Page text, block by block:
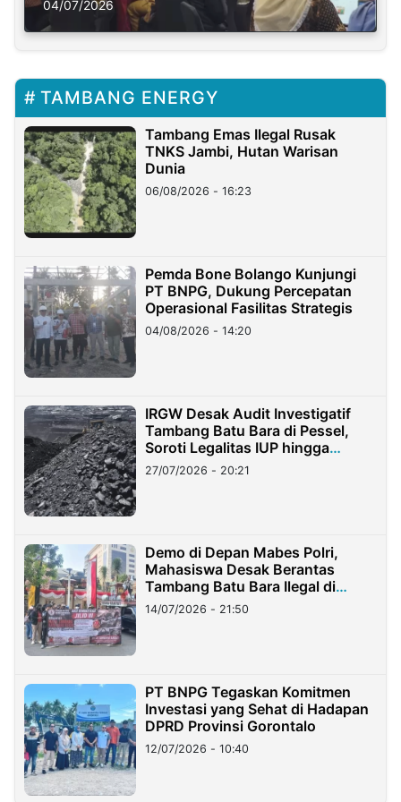
Solusi Krisis Iklim
04/07/2026
TAMBANG ENERGY
Tambang Emas Ilegal Rusak
TNKS Jambi, Hutan Warisan
Dunia
06/08/2026 - 16:23
Pemda Bone Bolango Kunjungi
PT BNPG, Dukung Percepatan
Operasional Fasilitas Strategis
04/08/2026 - 14:20
IRGW Desak Audit Investigatif
Tambang Batu Bara di Pessel,
Soroti Legalitas IUP hingga
Stockpile
27/07/2026 - 20:21
Demo di Depan Mabes Polri,
Mahasiswa Desak Berantas
Tambang Batu Bara Ilegal di
Lampung
14/07/2026 - 21:50
PT BNPG Tegaskan Komitmen
Investasi yang Sehat di Hadapan
DPRD Provinsi Gorontalo
12/07/2026 - 10:40